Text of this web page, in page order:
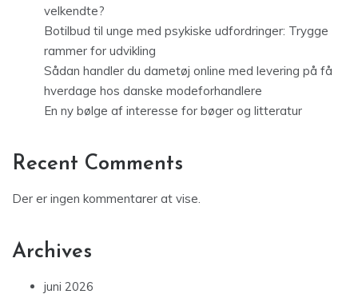
velkendte?
Botilbud til unge med psykiske udfordringer: Trygge
rammer for udvikling
Sådan handler du dametøj online med levering på få
hverdage hos danske modeforhandlere
En ny bølge af interesse for bøger og litteratur
Recent Comments
Der er ingen kommentarer at vise.
Archives
juni 2026